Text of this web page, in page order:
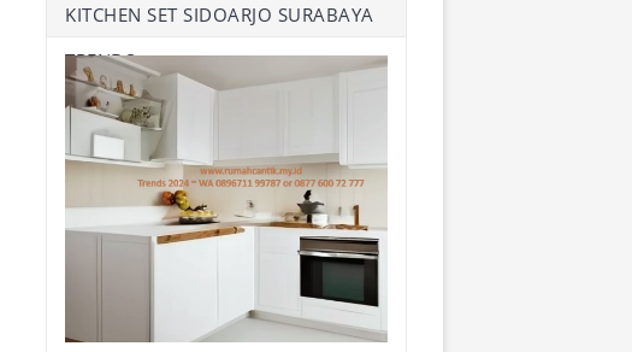
KITCHEN SET SIDOARJO SURABAYA
TRENDS